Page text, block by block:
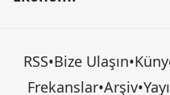
RSS•Bize Ulaşın•
Frekanslar•Arşiv•